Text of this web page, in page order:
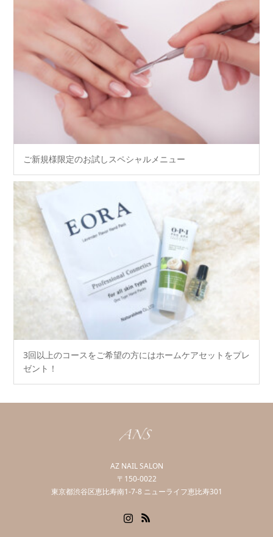
ご新規様限定のお試しスペシャルメニュー
3回以上のコースをご希望の方にはホームケアセットをプレ
ゼント！
AZ NAIL SALON
〒150-0022
東京都渋谷区恵比寿南1-7-8 ニューライフ恵比寿301